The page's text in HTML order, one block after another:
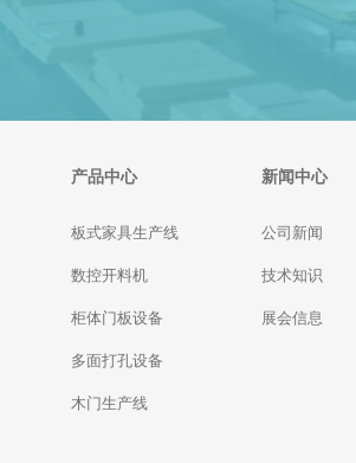
产品中心
板式家具生产线
数控开料机
柜体门板设备
多面打孔设备
木门生产线
新闻中心
公司新闻
技术知识
展会信息